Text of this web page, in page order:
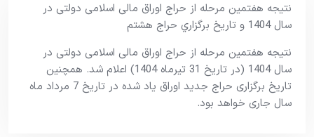
نتیجه هفتمین مرحله از حراج اوراق مالی اسلامی دولتی در
سال 1404 و تاریخ برگزاري حراج هشتم
نتیجه هفتمین مرحله از حراج اوراق مالی اسلامی دولتی در
سال 1404 (در تاریخ 31 تیرماه 1404) اعلام شد. همچنین
تاریخ برگزاری حراج جدید اوراق یاد شده در تاریخ 7 مرداد ماه
سال جاری خواهد بود.